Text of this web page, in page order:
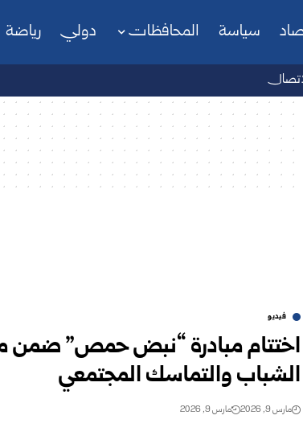
سياسة المحافظات دولي رياضة
فيديو
اختتام مبادرة “نبض حمص” ضمن
الشباب والتماسك المجتمعي
مارس 9, 2026 مارس 9, 2026